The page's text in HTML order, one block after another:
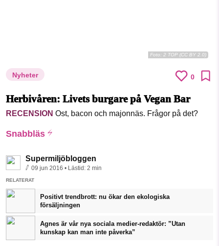
Foto: 2 TOP (CC BY 2.0)
Nyheter 0
Herbivåren: Livets burgare på Vegan Bar
RECENSION Ost, bacon och majonnäs. Frågor på det?
Snabbläs
Supermiljöbloggen
09 jun 2016 • Lästid: 2 min
RELATERAT
Positivt trendbrott: nu ökar den ekologiska
försäljningen
Agnes är vår nya sociala medier-redaktör: ”Utan
kunskap kan man inte påverka”